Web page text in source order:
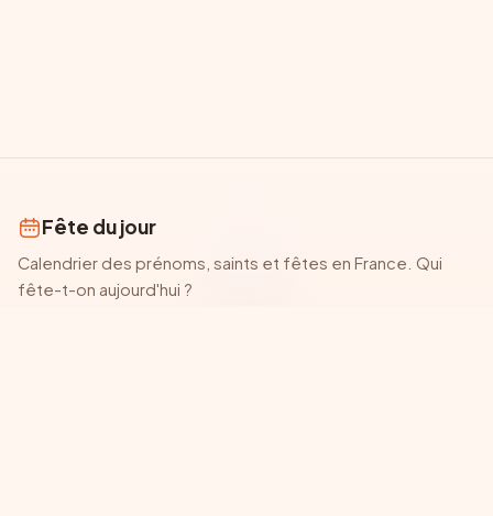
Fête du jour
Calendrier des prénoms, saints et fêtes en France. Qui
fête-t-on aujourd'hui ?